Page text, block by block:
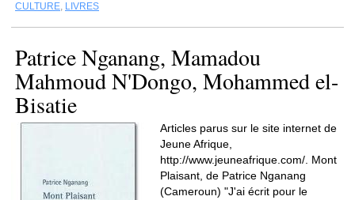
CULTURE, LIVRES
Patrice Nganang, Mamadou
Mahmoud N'Dongo, Mohammed el-
Bisatie
Articles parus sur le site internet de
Jeune Afrique,
http://www.jeuneafrique.com/. Mont
Plaisant, de Patrice Nganang
(Cameroun) "J'ai écrit pour le